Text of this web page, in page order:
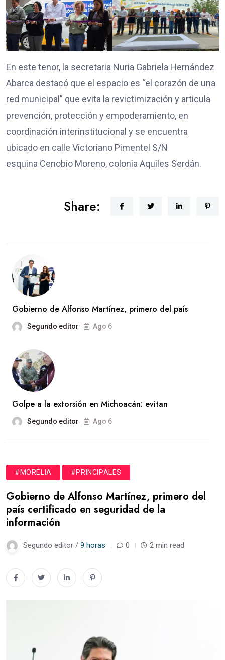
En este tenor, la secretaria Nuria Gabriela Hernández
Abarca destacó que el espacio es “el corazón de una
red municipal” que evita la revictimización y articula
prevención, protección y empoderamiento, en
coordinación interinstitucional y se encuentra
ubicado en calle Victoriano Pimentel S/N
esquina Cenobio Moreno, colonia Aquiles Serdán.
Share:
Gobierno de Alfonso Martínez, primero del país
Segundo editor Ago 6
Golpe a la extorsión en Michoacán: evitan
Segundo editor Ago 6
#MORELIA #PRINCIPALES
Gobierno de Alfonso Martínez, primero del
país certificado en seguridad de la
información
Segundo editor / 9 horas 0 2 min read